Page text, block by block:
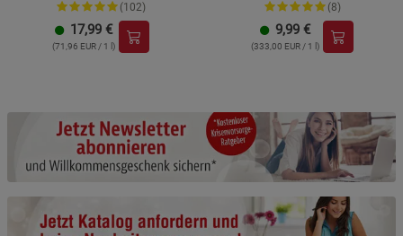
(102)
17,99 €
(71,96 EUR / 1 l)
(8)
9,99 €
(333,00 EUR / 1 l)